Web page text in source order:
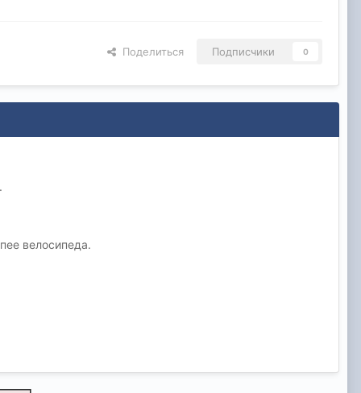
Поделиться Подписчики 0
велосипеда.